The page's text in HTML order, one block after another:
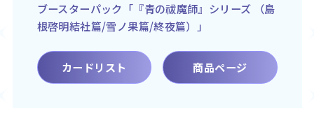
ブースターパック「『青の祓魔師』シリーズ （島
根啓明結社篇/雪ノ果篇/終夜篇）」
カードリスト 商品ページ